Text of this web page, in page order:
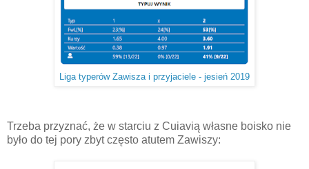
Liga typerów Zawisza i przyjaciele - jesień 2019
Trzeba przyznać, że w starciu z Cuiavią własne boisko nie
było do tej pory zbyt często atutem Zawiszy: